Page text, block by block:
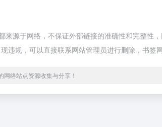
来源于网络，不保证外部链接的准确性和完整
违规，可以直接联系网站管理员进行删除，书签
络站点资源收集与分享！